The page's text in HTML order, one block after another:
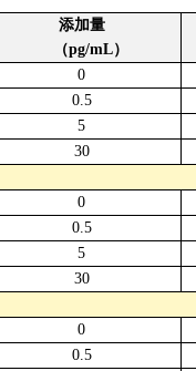
添加量
（pg/mL）
0
0.5
5
30
0
0.5
5
30
0
0.5